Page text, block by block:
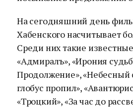
На сегодняшний день
Хабенского насчитывает
Среди них такие
«Адмиралъ», «Ирония
Продолжение», «Небесный
глобус пропил»,
«Троцкий», «За час до